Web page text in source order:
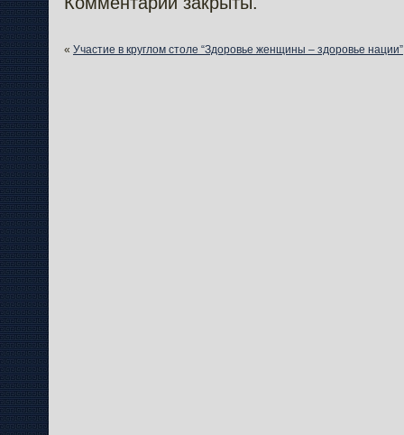
« Участие в круглом столе “Здоровье женщины – здоровье нации”